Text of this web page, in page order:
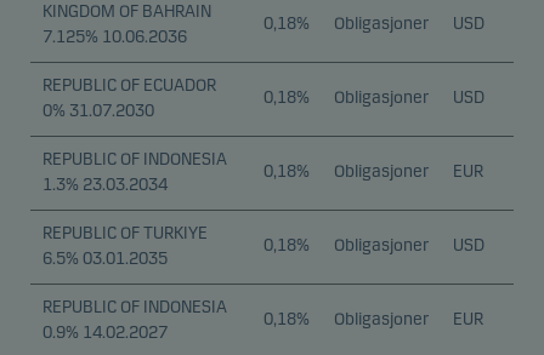
KINGDOM OF BAHRAIN
7.125% 10.06.2036
0,18% Obligasjoner USD
REPUBLIC OF ECUADOR
0% 31.07.2030
0,18% Obligasjoner USD
REPUBLIC OF INDONESIA
1.3% 23.03.2034
0,18% Obligasjoner EUR
REPUBLIC OF TURKIYE
6.5% 03.01.2035
0,18% Obligasjoner USD
REPUBLIC OF INDONESIA
0.9% 14.02.2027
0,18% Obligasjoner EUR